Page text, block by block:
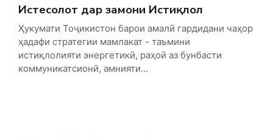
Истеҳсолот дар замони Истиқлол
Ҳукумати Тоҷикистон барои амалӣ гардидани чаҳор
ҳадафи стратегии мамлакат - таъмини
истиқлолияти энергетикӣ, раҳоӣ аз бунбасти
коммуникатсионӣ, амнияти...